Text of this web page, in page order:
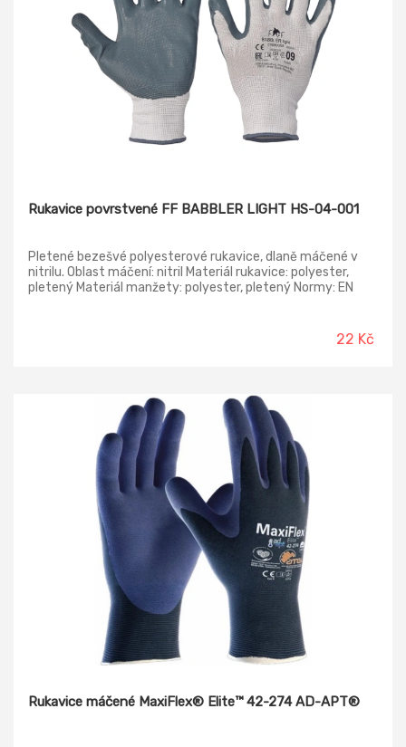
Rukavice povrstvené FF BABBLER LIGHT HS-04-001
Pletené bezešvé polyesterové rukavice, dlaně máčené v
nitrilu. Oblast máčení: nitril Materiál rukavice: polyester,
pletený Materiál manžety: polyester, pletený Normy: EN
22 Kč
Rukavice máčené MaxiFlex® Elite™ 42-274 AD-APT®